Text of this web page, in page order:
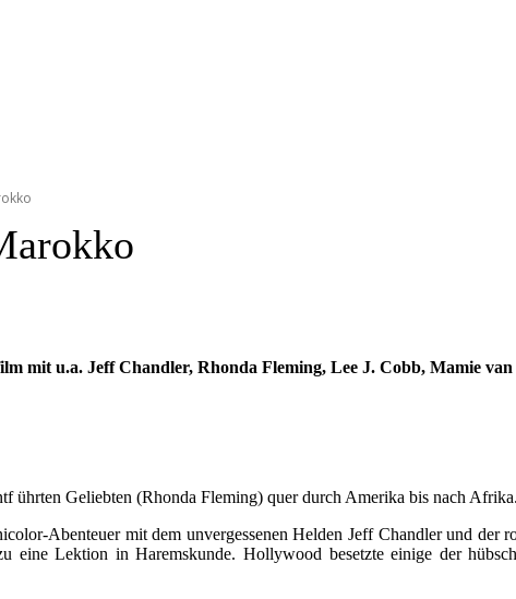
mit u.a. Jeff Chandler, Rhonda Fleming, Lee J. Cobb, Mamie
ührten Geliebten (Rhonda Fleming) quer durch Amerika bis nach
Abenteuer mit dem unvergessenen Helden Jeff Chandler und
eine Lektion in Haremskunde. Hollywood besetzte einige der